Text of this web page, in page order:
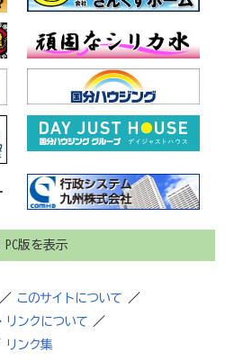
PC版を表示
／ このサイトについて
／
リンクについて ／
リンク集